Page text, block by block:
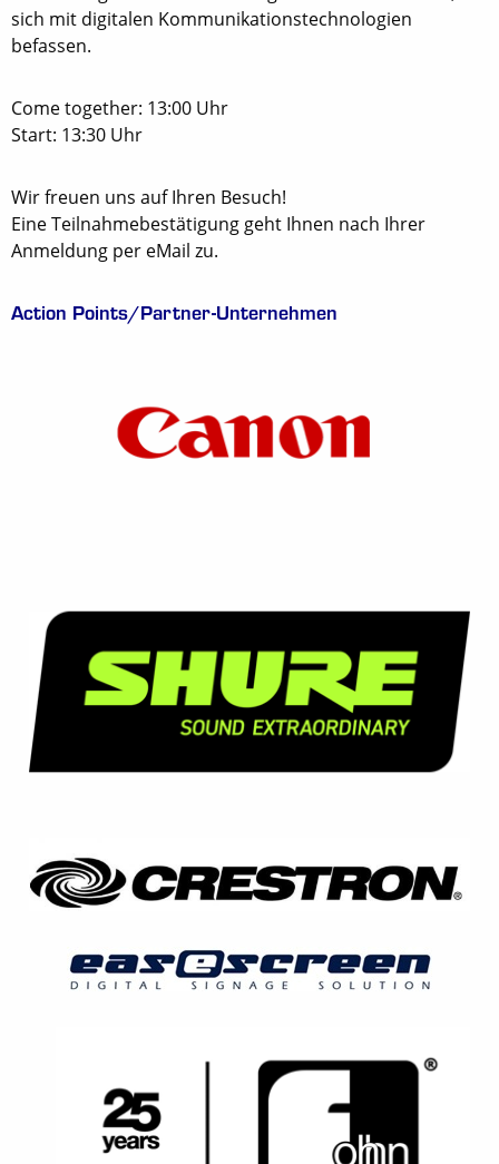
sich mit digitalen Kommunikationstechnologien
befassen.
Come together: 13:00 Uhr
Start: 13:30 Uhr
Wir freuen uns auf Ihren Besuch!
Eine Teilnahmebestätigung geht Ihnen nach Ihrer
Anmeldung per eMail zu.
Action Points/Partner-Unternehmen